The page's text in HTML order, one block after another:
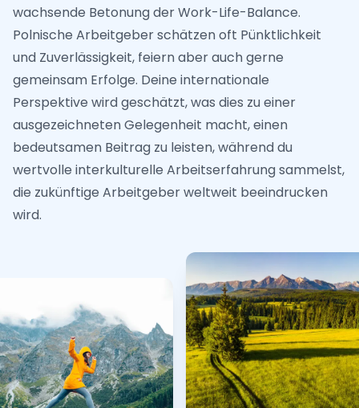
wachsende Betonung der Work-Life-Balance.
Polnische Arbeitgeber schätzen oft Pünktlichkeit
und Zuverlässigkeit, feiern aber auch gerne
gemeinsam Erfolge. Deine internationale
Perspektive wird geschätzt, was dies zu einer
ausgezeichneten Gelegenheit macht, einen
bedeutsamen Beitrag zu leisten, während du
wertvolle interkulturelle Arbeitserfahrung sammelst,
die zukünftige Arbeitgeber weltweit beeindrucken
wird.